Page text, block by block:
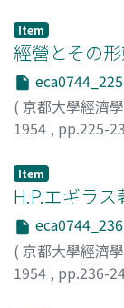
Item
經營とその
( 京都大學經濟
1954 , pp.225-
Item
H.P.エギラ
( 京都大學經濟
1954 , pp.236-